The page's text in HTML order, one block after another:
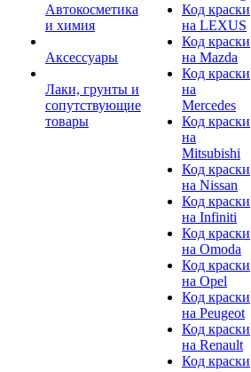
Автокосметика
и химия
Аксессуары
Лаки, грунты и
сопутствующие
товары
Код краски
на LEXUS
Код краски
на Mazda
Код краски
на
Mercedes
Код краски
на
Mitsubishi
Код краски
на Nissan
Код краски
на Infiniti
Код краски
на Omoda
Код краски
на Opel
Код краски
на Peugeot
Код краски
на Renault
Код краски